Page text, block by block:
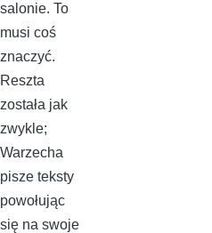
salonie. To
musi coś
znaczyć.
Reszta
została jak
zwykle;
Warzecha
pisze teksty
powołując
się na swoje